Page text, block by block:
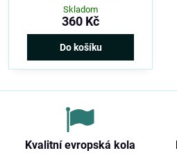
Skladom
360 Kč
Do košíku
Kvalitní evropská kola